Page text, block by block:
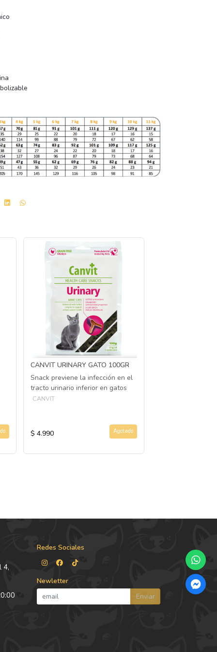
CANVIT URINARY GATO 100GR
Snack previene la infección en el
tracto urinario inferior en gatos
CANVIT
$ 4.990 Agotado
4,
Redes Sociales
Newletter
Enviar